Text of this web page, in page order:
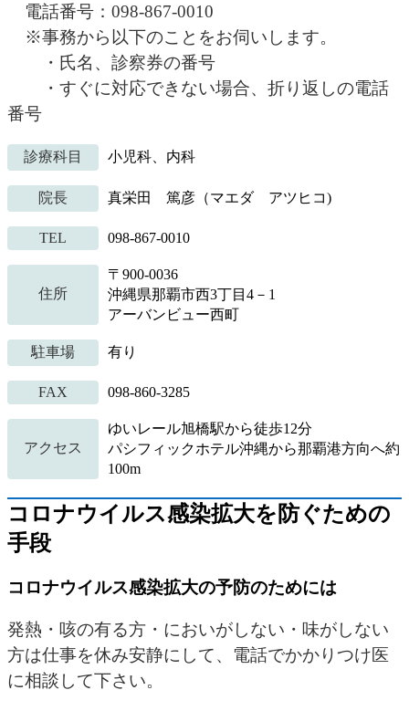
電話番号：098-867-0010
※事務から以下のことをお伺いします。
・氏名、診察券の番号
・すぐに対応できない場合、折り返しの電話
番号
診療科目 小児科、内科
院長 真栄田 篤彦（マエダ アツヒコ)
TEL 098-867-0010
住所
〒900-0036
沖縄県那覇市西3丁目4－1
アーバンビュー西町
駐車場 有り
FAX 098-860-3285
アクセス
ゆいレール旭橋駅から徒歩12分
パシフィックホテル沖縄から那覇港方向へ約
100m
コロナウイルス感染拡大を防ぐための
手段
コロナウイルス感染拡大の予防のためには
発熱・咳の有る方・においがしない・味がしない
方は仕事を休み安静にして、電話でかかりつけ医
に相談して下さい。